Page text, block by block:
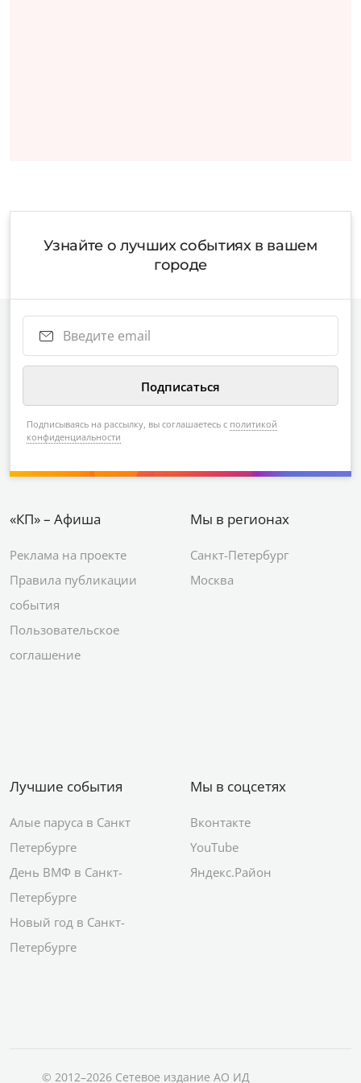
Узнайте о лучших событиях в вашем
городе
Подписываясь на рассылку, вы соглашаетесь с политикой
конфиденциальности
«КП» – Афиша
Реклама на проекте
Правила публикации
события
Пользовательское
соглашение
Мы в регионах
Санкт-Петербург
Москва
Лучшие события
Алые паруса в Санкт
Петербурге
День ВМФ в Санкт-
Петербурге
Новый год в Санкт-
Петербурге
Мы в соцсетях
Вконтакте
YouTube
Яндекс.Район
© 2012–2026 Сетевое издание АО ИД